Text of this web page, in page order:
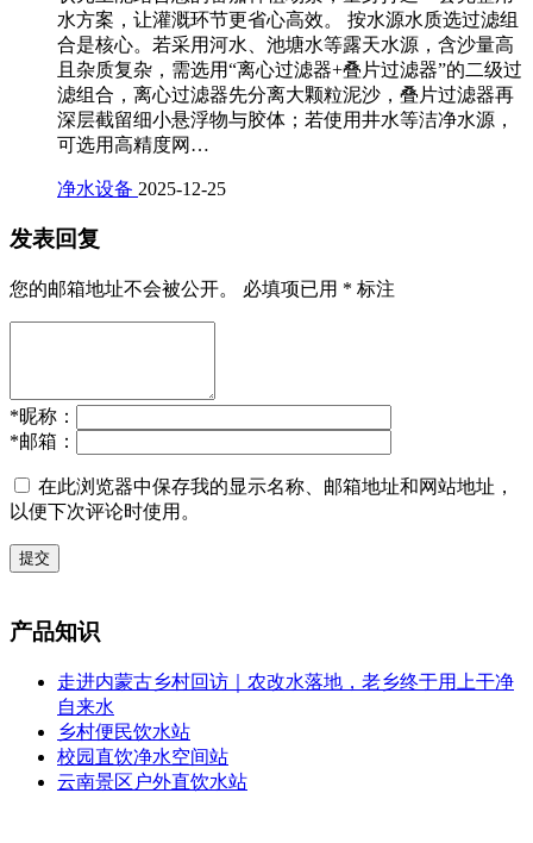
水方案，让灌溉环节更省心高效。 按水源水质选过滤组
合是核心。若采用河水、池塘水等露天水源，含沙量高
且杂质复杂，需选用“离心过滤器+叠片过滤器”的二级过
滤组合，离心过滤器先分离大颗粒泥沙，叠片过滤器再
深层截留细小悬浮物与胶体；若使用井水等洁净水源，
可选用高精度网…
净水设备 2025-12-25
发表回复
您的邮箱地址不会被公开。 必填项已用 * 标注
*昵称：
*邮箱：
在此浏览器中保存我的显示名称、邮箱地址和网站地址，
以便下次评论时使用。
提交
产品知识
走进内蒙古乡村回访｜农改水落地，老乡终于用上干净
自来水
乡村便民饮水站
校园直饮净水空间站
云南景区户外直饮水站